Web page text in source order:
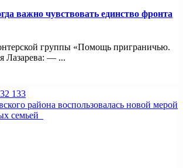
важно чувствовать единство фронта
группы «Помощь приграничью.
Лазарева: — ...
133